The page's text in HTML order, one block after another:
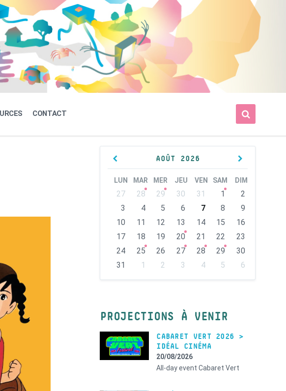
CONTACT
AOÛT 2026
Previous
Next
LUN MAR MER JEU VEN SAM DIM
Skip
calendar
days
27 28 29 30 31 1
2
3
4 5 6 7 8
9
10
11 12 13 14 15
16
17
18 19 20 21 22
23
24
25 26 27 28 29
30
31
1 2 3 4 5
6
PROJECTIONS À VENIR
CABARET VERT 2026 >
IDÉAL CINÉMA
20/08/2026
All-day eventCabaret Vert